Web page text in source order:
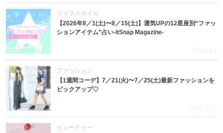
ライフスタイル
【2026年8／1(土)〜8／15(土)】運気UPの12星座別“ファッ
ションアイテム”占い-itSnap Magazine-
2026.8.1
ファッション
【1週間コーデ】7／21(火)〜7／25(土)最新ファッションを
ピックアップ♡
2026.7.29
ビューティー